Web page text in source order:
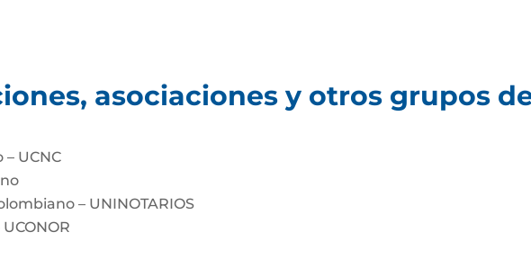
asociaciones y otros grupos
UCNC
– UNINOTARIOS